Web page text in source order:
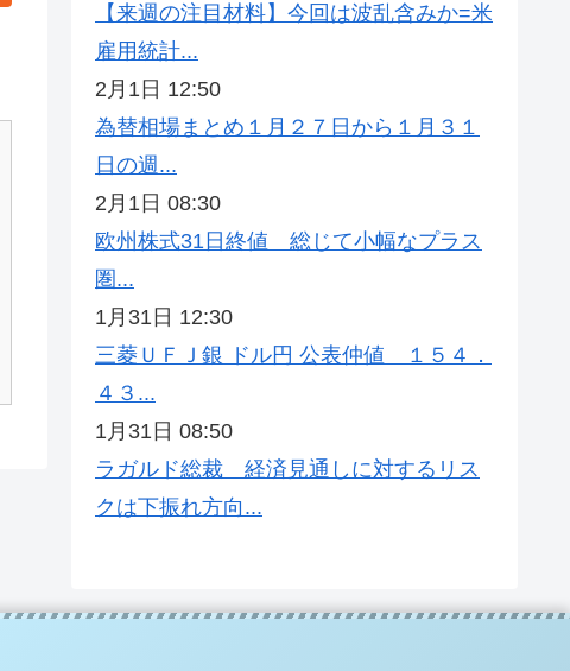
【来週の注目材料】今回は波乱含みか=米
雇用統計...
2月1日 12:50
為替相場まとめ１月２７日から１月３１
日の週...
2月1日 08:30
欧州株式31日終値 総じて小幅なプラス
圏...
1月31日 12:30
三菱ＵＦＪ銀 ドル円 公表仲値 １５４．
４３...
1月31日 08:50
ラガルド総裁 経済見通しに対するリス
クは下振れ方向...